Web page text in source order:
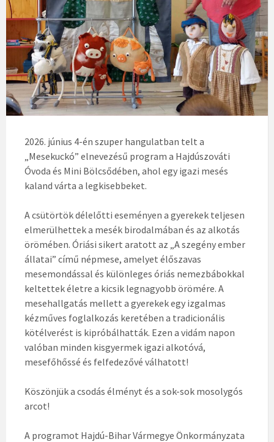
2026. június 4-én szuper hangulatban telt a
„Mesekuckó” elnevezésű program a Hajdúszováti
Óvoda és Mini Bölcsődében, ahol egy igazi mesés
kaland várta a legkisebbeket.
A csütörtök délelőtti eseményen a gyerekek teljesen
elmerülhettek a mesék birodalmában és az alkotás
örömében. Óriási sikert aratott az „A szegény ember
állatai” című népmese, amelyet élőszavas
mesemondással és különleges óriás nemezbábokkal
keltettek életre a kicsik legnagyobb örömére. A
mesehallgatás mellett a gyerekek egy izgalmas
kézműves foglalkozás keretében a tradicionális
kötélverést is kipróbálhatták. Ezen a vidám napon
valóban minden kisgyermek igazi alkotóvá,
mesefőhőssé és felfedezővé válhatott!
Köszönjük a csodás élményt és a sok-sok mosolygós
arcot!
A programot Hajdú-Bihar Vármegye Önkormányzata